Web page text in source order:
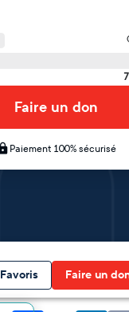
Faire un don
Paiement 100% sécurisé
Favoris Faire un